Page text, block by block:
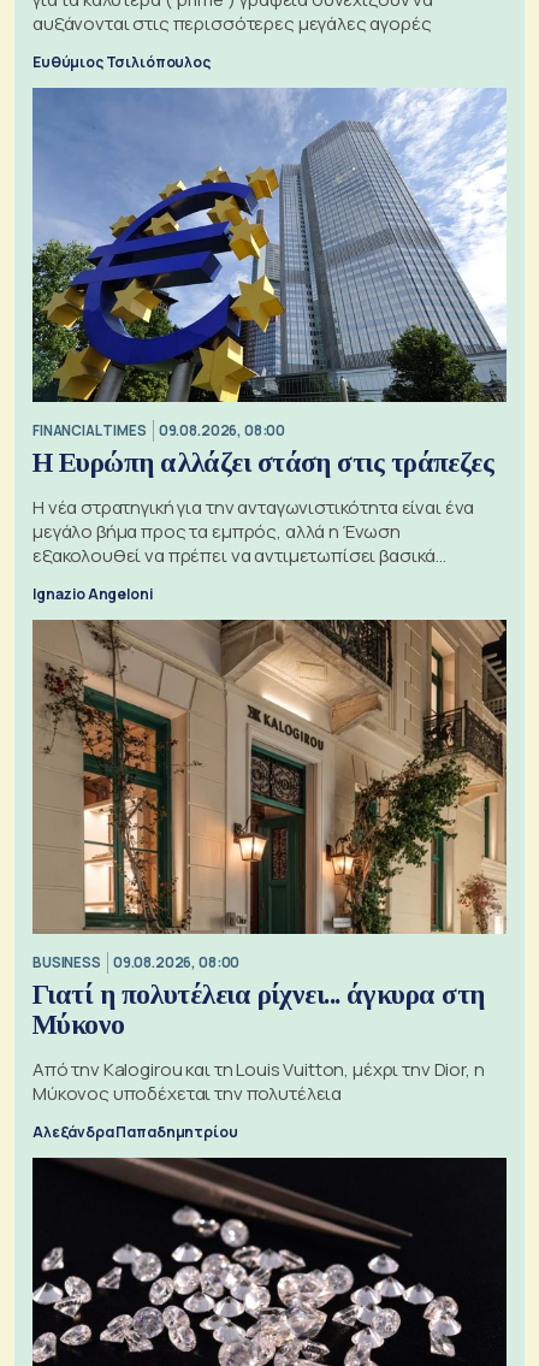
αυξάνονται στις περισσότερες μεγάλες αγορές
Ευθύμιος Τσιλιόπουλος
FINANCIAL TIMES 09.08.2026, 08:00
Η Ευρώπη αλλάζει στάση στις τράπεζες
Η νέα στρατηγική για την ανταγωνιστικότητα είναι ένα
μεγάλο βήμα προς τα εμπρός, αλλά η Ένωση
εξακολουθεί να πρέπει να αντιμετωπίσει βασικά
Ignazio Angeloni
BUSINESS 09.08.2026, 08:00
Γιατί η πολυτέλεια ρίχνει... άγκυρα στη
Μύκονο
Από την Kalogirou και τη Louis Vuitton, μέχρι την Dior, η
Μύκονος υποδέχεται την πολυτέλεια
Αλεξάνδρα Παπαδημητρίου